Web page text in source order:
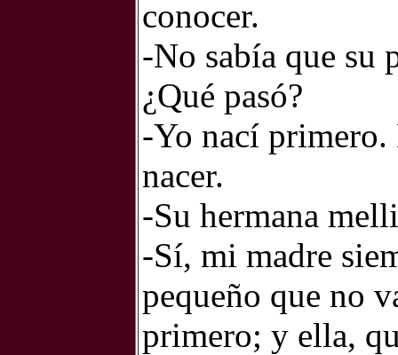
conocer.
-No sabía que su
¿Qué pasó?
-Yo nací
nacer.
-Su hermana
-Sí, mi madre
pequeño que no
primero; y ella,